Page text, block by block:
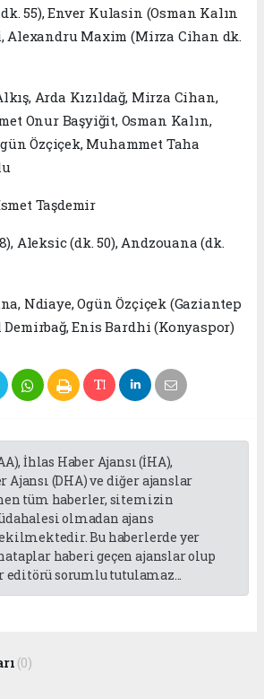
55), Enver Kulasin (Osman Kalın
Alexandru Maxim (Mirza Cihan dk.
Arda Kızıldağ, Mirza Cihan,
Onur Başyiğit, Osman Kalın,
Özçiçek, Muhammet Taha
Taşdemir
Aleksic (dk. 50), Andzouana (dk.
Ndiaye, Ogün Özçiçek (Gaziantep
Enis Bardhi (Konyaspor)
İhlas Haber Ajansı (İHA),
Ajansı (DHA) ve diğer ajanslar
tüm haberler, sitemizin
olmadan ajans
Bu haberlerde yer
haberi geçen ajanslar olup
sorumlu tutulamaz...
(0)